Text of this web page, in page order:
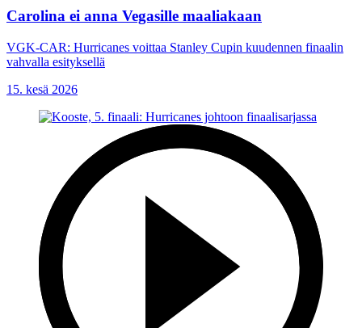
Carolina ei anna Vegasille maaliakaan
VGK-CAR: Hurricanes voittaa Stanley Cupin kuudennen finaalin
vahvalla esityksellä
15. kesä 2026